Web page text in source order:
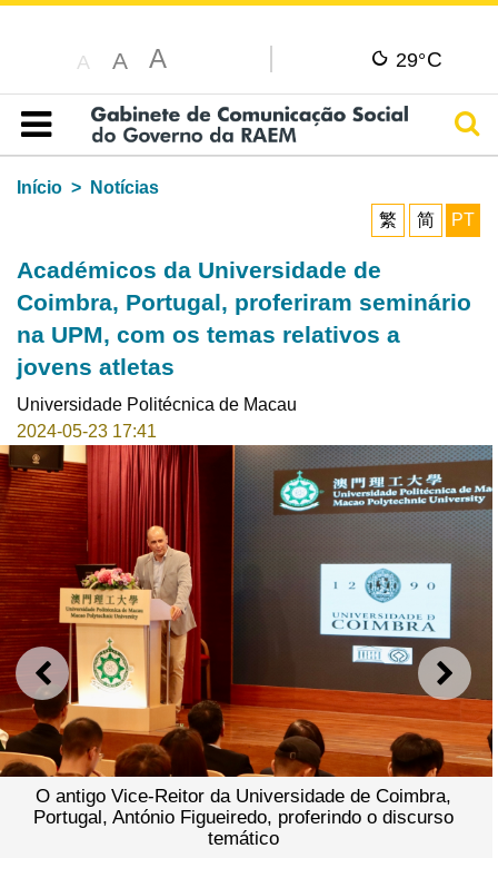
A A A 29°C
Índice
Início
Notícias
繁
简 PT
Académicos da Universidade de
Coimbra, Portugal, proferiram seminário
na UPM, com os temas relativos a
jovens atletas
Universidade Politécnica de Macau
2024-05-23 17:41
ANTERIOR
O antigo Vice-Reitor da Universidade de Coimbra,
Portugal, António Figueiredo, proferindo o discurso
temático